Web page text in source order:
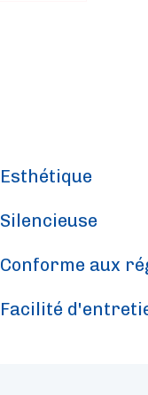
Esthétique
Silencieuse
Conforme aux
Facilité